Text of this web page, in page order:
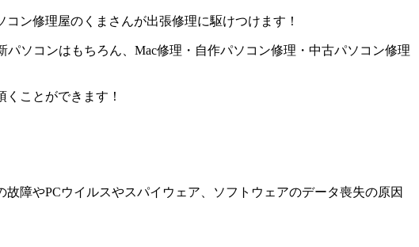
ン修理屋のくまさんが出張修理に駆けつけます！
ソコンはもちろん、Mac修理・自作パソコン修理・中古パソコン修理
ことができます！
障やPCウイルスやスパイウェア、ソフトウェアのデータ喪失の原因